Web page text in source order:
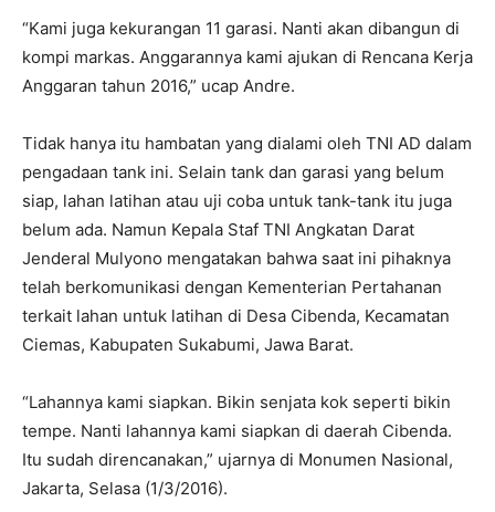
“Kami juga kekurangan 11 garasi. Nanti akan dibangun di
kompi markas. Anggarannya kami ajukan di Rencana Kerja
Anggaran tahun 2016,” ucap Andre.
Tidak hanya itu hambatan yang dialami oleh TNI AD dalam
pengadaan tank ini. Selain tank dan garasi yang belum
siap, lahan latihan atau uji coba untuk tank-tank itu juga
belum ada. Namun Kepala Staf TNI Angkatan Darat
Jenderal Mulyono mengatakan bahwa saat ini pihaknya
telah berkomunikasi dengan Kementerian Pertahanan
terkait lahan untuk latihan di Desa Cibenda, Kecamatan
Ciemas, Kabupaten Sukabumi, Jawa Barat.
“Lahannya kami siapkan. Bikin senjata kok seperti bikin
tempe. Nanti lahannya kami siapkan di daerah Cibenda.
Itu sudah direncanakan,” ujarnya di Monumen Nasional,
Jakarta, Selasa (1/3/2016).